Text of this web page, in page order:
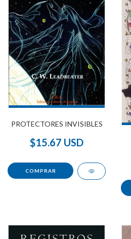
PROTECTORES INVISIBLES
$15.67 USD